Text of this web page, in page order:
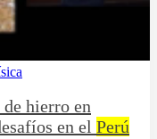
hierro en
en el Perú